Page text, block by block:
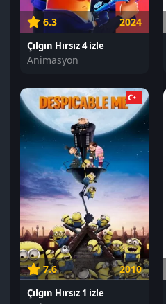
6.3 2024
Çılgın Hırsız 4 izle
Animasyon
7.6 2010
Çılgın Hırsız 1 izle